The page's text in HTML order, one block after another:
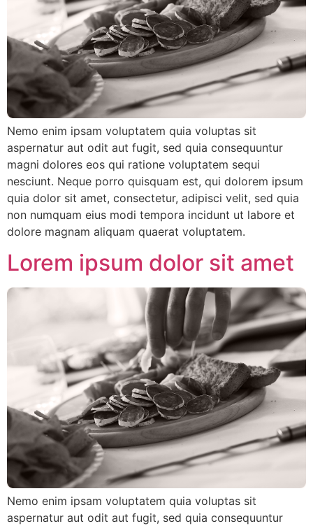
Nemo enim ipsam voluptatem quia voluptas sit
aspernatur aut odit aut fugit, sed quia consequuntur
magni dolores eos qui ratione voluptatem sequi
nesciunt. Neque porro quisquam est, qui dolorem ipsum
quia dolor sit amet, consectetur, adipisci velit, sed quia
non numquam eius modi tempora incidunt ut labore et
dolore magnam aliquam quaerat voluptatem.
Lorem ipsum dolor sit amet
Nemo enim ipsam voluptatem quia voluptas sit
aspernatur aut odit aut fugit, sed quia consequuntur